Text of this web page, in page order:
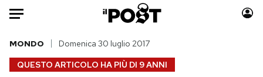
Auto
HOME
QUESTO ARTICOLO HA PIÙ DI 9 ANNI
MONDO Domenica 30 luglio 2017